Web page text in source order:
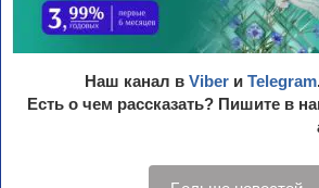
Наш канал в Viber и Telegram
Есть о чем рассказать? Пишите в